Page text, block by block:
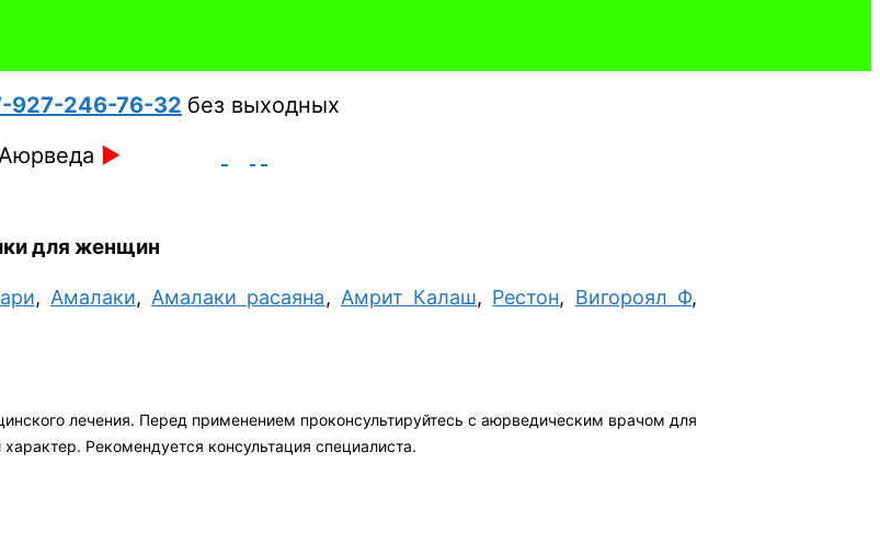
927-246-76-32 без выходных
►
для женщин
, Амалаки,Амалаки расаяна, Амрит Калаш, Рестон, Вигороял Ф,
лечения. Перед применением проконсультируйтесь с аюрведическим врачом для
Рекомендуется консультация специалиста.